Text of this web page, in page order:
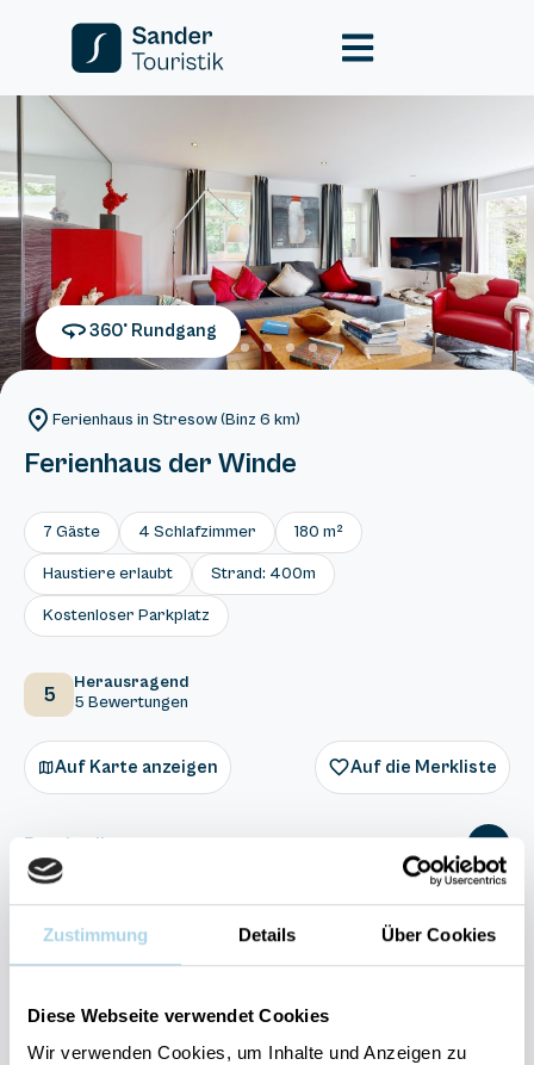
Zustimmung Details Über Cookies
Diese Webseite verwendet Cookies
Wir verwenden Cookies, um Inhalte und Anzeigen zu
360° Rundgang
Ferienhaus in Stresow (Binz 6 km)
Ferienhaus der Winde
7 Gäste 4 Schlafzimmer 180 m²
Haustiere erlaubt Strand: 400m
Kostenloser Parkplatz
5
Herausragend
5 Bewertungen
Auf Karte anzeigen Auf die Merkliste
Beschreibung
Ausstattung
5 Bewertungen